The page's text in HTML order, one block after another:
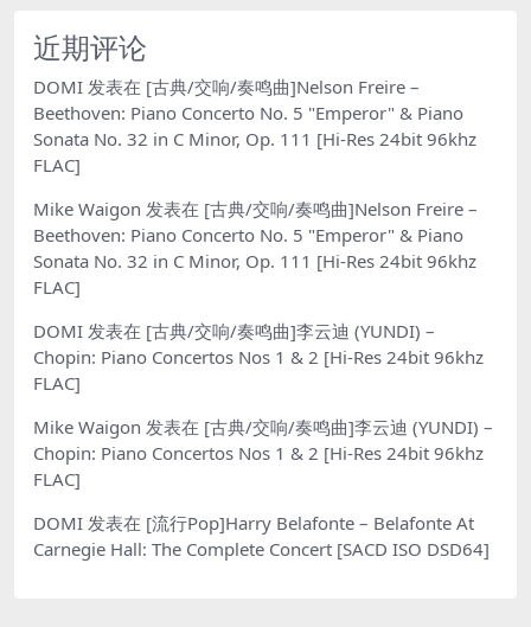
近期评论
DOMI 发表在 [古典/交响/奏鸣曲]Nelson Freire –
Beethoven: Piano Concerto No. 5 "Emperor" & Piano
Sonata No. 32 in C Minor, Op. 111 [Hi-Res 24bit 96khz
FLAC]
Mike Waigon 发表在 [古典/交响/奏鸣曲]Nelson Freire –
Beethoven: Piano Concerto No. 5 "Emperor" & Piano
Sonata No. 32 in C Minor, Op. 111 [Hi-Res 24bit 96khz
FLAC]
DOMI 发表在 [古典/交响/奏鸣曲]李云迪 (YUNDI) –
Chopin: Piano Concertos Nos 1 & 2 [Hi-Res 24bit 96khz
FLAC]
Mike Waigon 发表在 [古典/交响/奏鸣曲]李云迪 (YUNDI) –
Chopin: Piano Concertos Nos 1 & 2 [Hi-Res 24bit 96khz
FLAC]
DOMI 发表在 [流行Pop]Harry Belafonte – Belafonte At
Carnegie Hall: The Complete Concert [SACD ISO DSD64]